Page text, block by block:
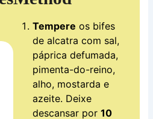
Tempere os bifes
de alcatra com sal,
páprica defumada,
pimenta-do-reino,
alho, mostarda e
azeite. Deixe
descansar por10